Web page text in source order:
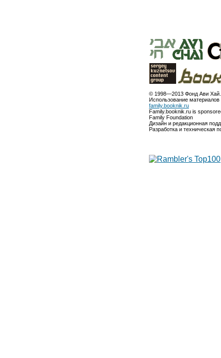
© 1998—2013 Фонд Ави
Использование
family.booknik.ru
Family.booknik.ru is
Family Foundation
Дизайн и редакционная
Разработка и техническая